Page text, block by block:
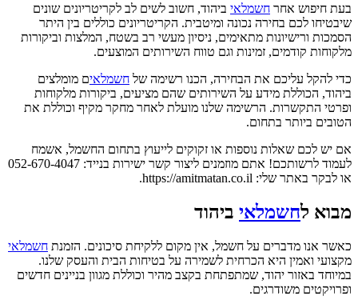
בעת חיפוש אחר חשמלאי ביהוד, חשוב לשים לב לקריטריונים שונים
שיבטיחו לכם בחירה נכונה ומיטבית. הקריטריונים כוללים בין היתר
הסמכות ורישיונות מתאימים, ניסיון מעשי רב בשטח, המלצות וביקורות
מלקוחות קודמים, זמינות וגם טווח השירותים המוצעים.
כדי להקל עליכם את הבחירה, הכנו רשימה של חשמלאים מומלצים
ביהוד, הכוללת מידע על השירותים שהם מציעים, ביקורות מלקוחות
ופרטי התקשרות. הרשימה שלנו מועלת לאחר מחקר מקיף וכוללת את
הטובים ביותר בתחום.
אם יש לכם שאלות נוספות או זקוקים לייעוץ בתחום החשמל, אשמח
לעמוד לרשותכם! אתם מוזמנים ליצור קשר ישירות בנייד: 052-670-4047
או לבקר באתר שלי: https://amitmatan.co.il.
מבוא לחשמלאי ביהוד
כאשר אנו מדברים על חשמל, אין מקום ללקיחת סיכונים. הזמנת חשמלאי
מקצועי ואמין היא הכרחית לשמירה על בטיחות הבית והעסק שלנו.
במיוחד באזור יהוד, שמתפתחת בקצב מהיר וכוללת מגוון בניינים חדשים
ופרויקטים משודרגים.